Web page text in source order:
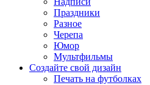
Праздники
Разное
Черепа
Юмор
Мультфильмы
Создайте свой дизайн
Печать на футболках